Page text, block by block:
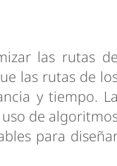
las rutas de
las rutas de
y tiempo. La
de
para